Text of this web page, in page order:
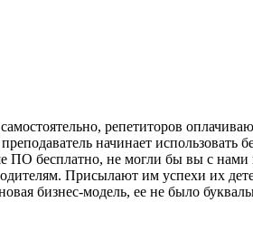
репетиторов
начинает использовать
ПО бесплатно, не могли бы вы с нами
Присылают им успехи их
бизнес-модель, ее не было